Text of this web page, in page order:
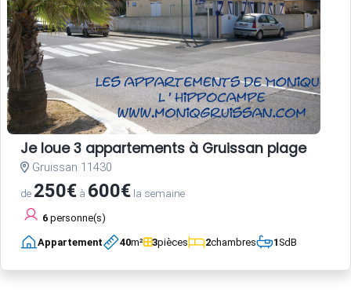
Je loue 3 appartements à Gruissan plage
Gruissan 11430
de 250€ à 600€ la semaine
6 personne(s)
Appartement 40m² 3pièces 2chambres 1SdB